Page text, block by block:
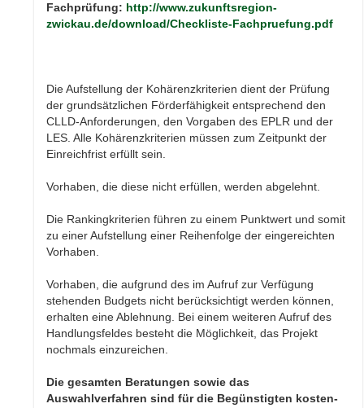
Fachprüfung: http://www.zukunftsregion-
zwickau.de/download/Checkliste-Fachpruefung.pdf
Die Aufstellung der Kohärenzkriterien dient der Prüfung
der grundsätzlichen Förderfähigkeit entsprechend den
CLLD-Anforderungen, den Vorgaben des EPLR und der
LES. Alle Kohärenzkriterien müssen zum Zeitpunkt der
Einreichfrist erfüllt sein.
Vorhaben, die diese nicht erfüllen, werden abgelehnt.
Die Rankingkriterien führen zu einem Punktwert und somit
zu einer Aufstellung einer Reihenfolge der eingereichten
Vorhaben.
Vorhaben, die aufgrund des im Aufruf zur Verfügung
stehenden Budgets nicht berücksichtigt werden können,
erhalten eine Ablehnung. Bei einem weiteren Aufruf des
Handlungsfeldes besteht die Möglichkeit, das Projekt
nochmals einzureichen.
Die gesamten Beratungen sowie das
Auswahlverfahren sind für die Begünstigten kosten-